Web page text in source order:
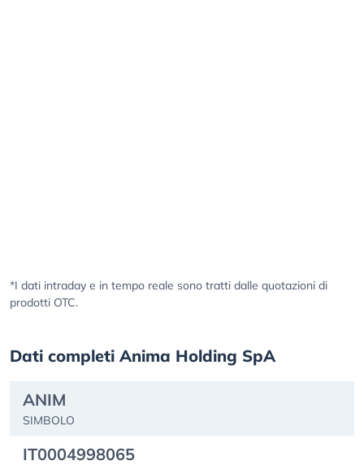
*I dati intraday e in tempo reale sono tratti dalle quotazioni di
prodotti OTC.
Dati completi Anima Holding SpA
ANIM
SIMBOLO
IT0004998065